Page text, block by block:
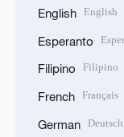
English English
Esperanto
Filipino Filipino
French Français
German Deutsch